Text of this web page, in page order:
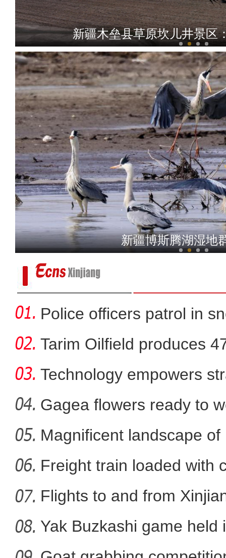
新疆木垒县草原坎儿井景区
新疆赛里木湖首办“风
今年一季度阿拉山口公路口
新疆博斯腾湖湿地
Police officers patrol in
Tarim Oilfield produces
Technology empowers
Xi
Gagea flowers ready to
Nal
Magnificent landscape
La
Freight train loaded with
Flights to and from
Yak Buzkashi game held